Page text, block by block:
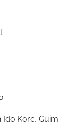
Ido Koro, Guim